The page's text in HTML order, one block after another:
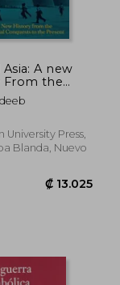
₡
A new
From the
Conquests
(en
University Press,
Blanda, Nuevo